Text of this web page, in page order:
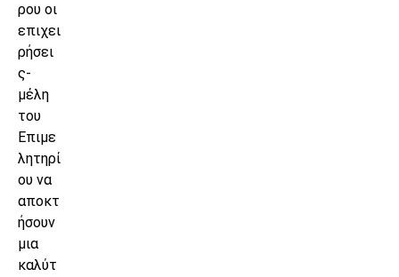
ρου οι
επιχει
ρήσει
ς-
μέλη
του
Επιμε
λητηρί
ου να
αποκτ
ήσουν
μια
καλύτ